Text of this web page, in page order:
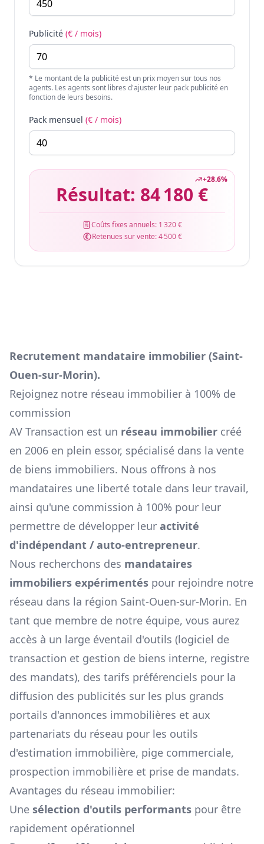
Publicité (€ / mois)
* Le montant de la publicité est un prix moyen sur tous nos
agents. Les agents sont libres d'ajuster leur pack publicité en
fonction de leurs besoins.
Pack mensuel (€ / mois)
+28.6%
Résultat: 84 180 €
Coûts fixes annuels: 1 320 €
Retenues sur vente:4 500 €
Recrutement mandataire immobilier (Saint-
Ouen-sur-Morin).
Rejoignez notre réseau immobilier à 100% de
commission
AV Transaction est un réseau immobilier créé
en 2006 en plein essor, spécialisé dans la vente
de biens immobiliers. Nous offrons à nos
mandataires une liberté totale dans leur travail,
ainsi qu'une commission à 100% pour leur
permettre de développer leur activité
d'indépendant / auto-entrepreneur.
Nous recherchons des mandataires
immobiliers expérimentés pour rejoindre notre
réseau dans la région Saint-Ouen-sur-Morin. En
tant que membre de notre équipe, vous aurez
accès à un large éventail d'outils (logiciel de
transaction et gestion de biens interne, registre
des mandats), des tarifs préférenciels pour la
diffusion des publicités sur les plus grands
portails d'annonces immobilières et aux
partenariats du réseau pour les outils
d'estimation immobilière, pige commerciale,
prospection immobilière et prise de mandats.
Avantages du réseau immobilier:
Une sélection d'outils performants pour être
rapidement opérationnel